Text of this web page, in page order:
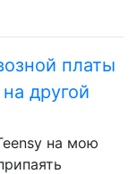
платы
другой
на мою